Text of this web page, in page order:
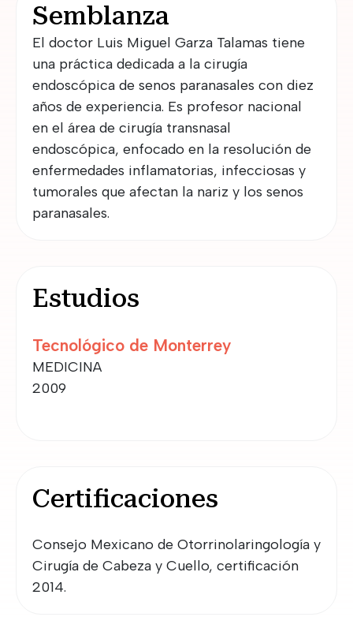
Semblanza
El doctor Luis Miguel Garza Talamas tiene
una práctica dedicada a la cirugía
endoscópica de senos paranasales con diez
años de experiencia. Es profesor nacional
en el área de cirugía transnasal
endoscópica, enfocado en la resolución de
enfermedades inflamatorias, infecciosas y
tumorales que afectan la nariz y los senos
paranasales.
Estudios
Tecnológico de Monterrey
MEDICINA
2009
Certificaciones
Consejo Mexicano de Otorrinolaringología y
Cirugía de Cabeza y Cuello, certificación
2014.